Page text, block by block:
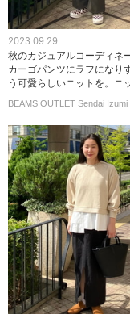
2023.09.29
秋のカジュアルコーディネ
カーゴパンツにラフになり
う可愛らしいニットを。ニ
BEAMS OUTLET Sendai Izumi